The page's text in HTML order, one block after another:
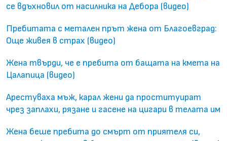
се вдъхновил от насилника на Дебора (видео)
Пребитата с метален прът жена от Благоевград:
Още живея в страх (видео)
Жена твърди, че е пребита от бащата на кмета на
Цалапица (видео)
Арестуваха мъж, карал жени да проституират
чрез заплахи, рязане и гасене на цигари в телата им
Жена беше пребита до смърт от приятеля си,